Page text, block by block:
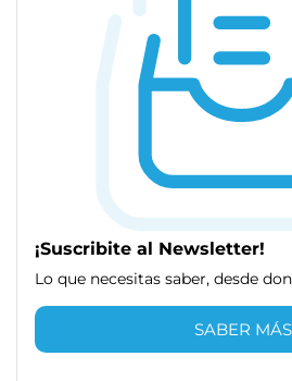
¡Suscribite al Newsletter!
Lo que necesitas saber, desde
SABER MÁS